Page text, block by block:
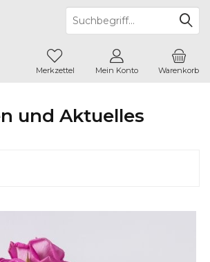
Warenkorb
Merkzettel Mein Konto
und Aktuelles